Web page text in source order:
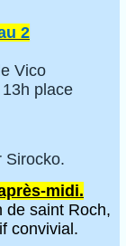
2
Vico
place
Sirocko.
midi.
de saint Roch,
convivial.